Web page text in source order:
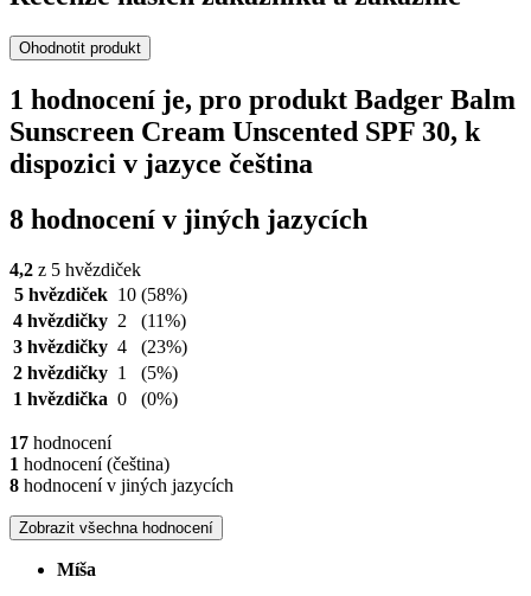
Ohodnotit produkt
1 hodnocení je, pro produkt Badger Balm
Sunscreen Cream Unscented SPF 30, k
dispozici v jazyce čeština
8 hodnocení v jiných jazycích
4,2 z 5 hvězdiček
5 hvězdiček 10 (58%)
4 hvězdičky 2
(11%)
3 hvězdičky 4
(23%)
2 hvězdičky 1
(5%)
1 hvězdička 0 (0%)
17 hodnocení
1 hodnocení (čeština)
8 hodnocení v jiných jazycích
Zobrazit všechna hodnocení
Míša